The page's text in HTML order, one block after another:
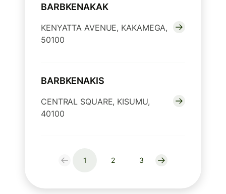
BARBKENAKAK
KENYATTA AVENUE, KAKAMEGA,
50100
BARBKENAKIS
CENTRAL SQUARE, KISUMU,
40100
1 2 3